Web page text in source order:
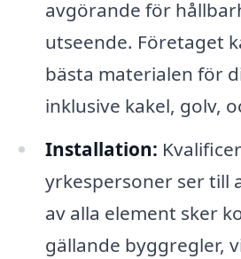
avgörande för
utseende. Företaget
bästa materialen för
inklusive kakel, golv,
Installation:
yrkespersoner ser till
av alla element sker
gällande byggregler,